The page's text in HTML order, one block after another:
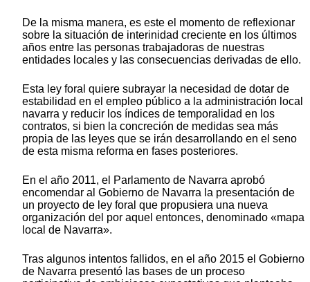
De la misma manera, es este el momento de reflexionar
sobre la situación de interinidad creciente en los últimos
años entre las personas trabajadoras de nuestras
entidades locales y las consecuencias derivadas de ello.
Esta ley foral quiere subrayar la necesidad de dotar de
estabilidad en el empleo público a la administración local
navarra y reducir los índices de temporalidad en los
contratos, si bien la concreción de medidas sea más
propia de las leyes que se irán desarrollando en el seno
de esta misma reforma en fases posteriores.
En el año 2011, el Parlamento de Navarra aprobó
encomendar al Gobierno de Navarra la presentación de
un proyecto de ley foral que propusiera una nueva
organización del por aquel entonces, denominado «mapa
local de Navarra».
Tras algunos intentos fallidos, en el año 2015 el Gobierno
de Navarra presentó las bases de un proceso